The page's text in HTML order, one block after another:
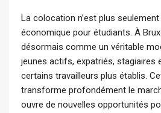
La colocation n’est plus
économique pour étudiants. À
désormais comme un véritable
jeunes actifs, expatriés, stagiaires
certains travailleurs plus établis.
transforme profondément le
ouvre de nouvelles opportunités